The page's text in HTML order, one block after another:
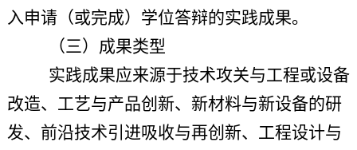
入申请（或完成）学位答辩的实践成果。
（三）成果类型
实践成果应来源于技术攻关与工程或设备
改造、工艺与产品创新、新材料与新设备的研
发、前沿技术引进吸收与再创新、工程设计与